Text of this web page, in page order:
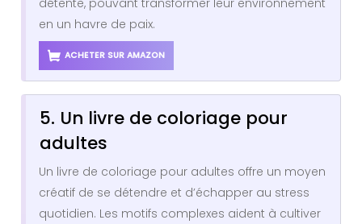
en un havre de paix.
ACHETER SUR AMAZON
5. Un livre de coloriage pour
adultes
Un livre de coloriage pour adultes offre un moyen
créatif de se détendre et d’échapper au stress
quotidien. Les motifs complexes aident à cultiver